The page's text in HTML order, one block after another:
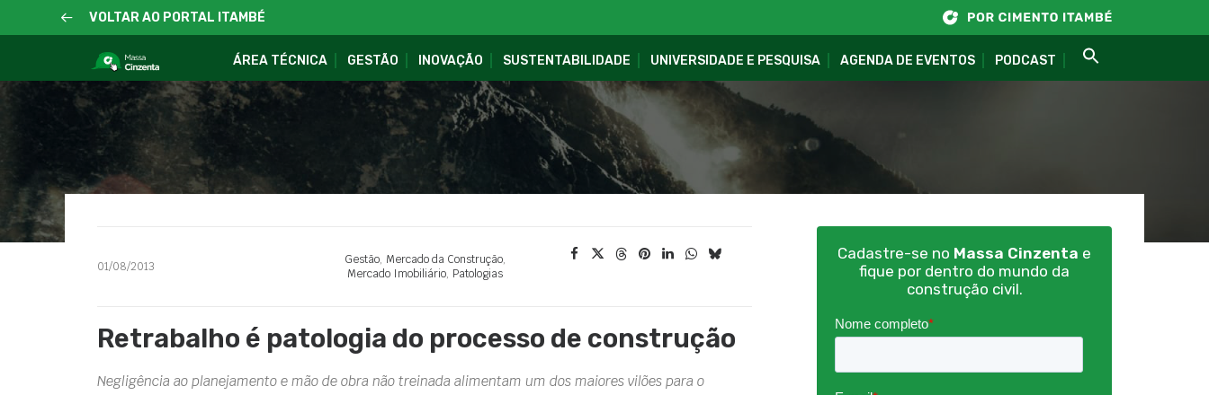
VOLTAR AO PORTAL ITAMBÉ
ÁREA TÉCNICA GESTÃO INOVAÇÃO SUSTENTABILIDADE UNIVERSIDADE E PESQUISA AGENDA DE EVENTOS PODCAST
01/08/2013 Gestão, Mercado da Construção,
Mercado Imobiliário, Patologias
Retrabalho é patologia do processo de construção
Negligência ao planejamento e mão de obra não treinada alimentam um dos maiores vilões para o
Cadastre-se no Massa Cinzenta e
fique por dentro do mundo da
construção civil.